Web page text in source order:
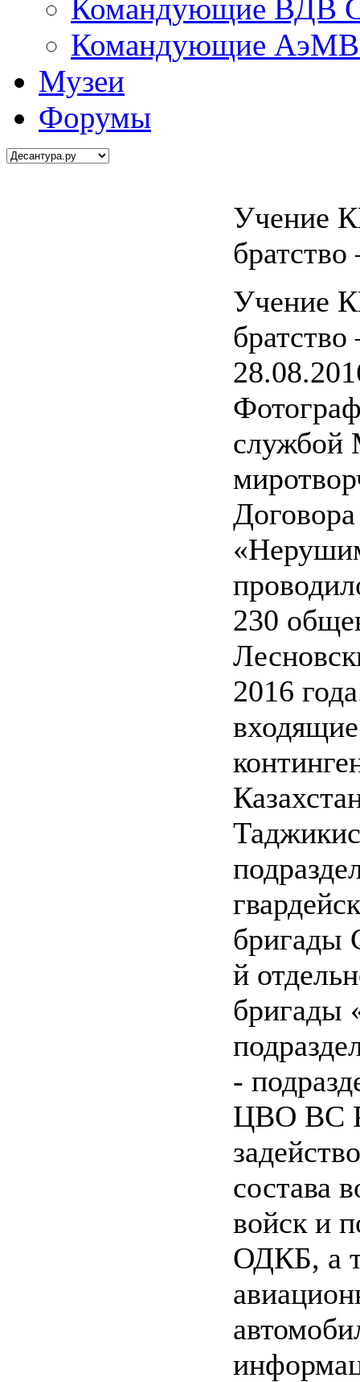
Командующие ВДВ
Командующие АэМВ
Музеи
Форумы
Учение
Учение
службой
230
2016
бригады
й
-
ЦВО ВС
состава
войск и
ОДКБ, а